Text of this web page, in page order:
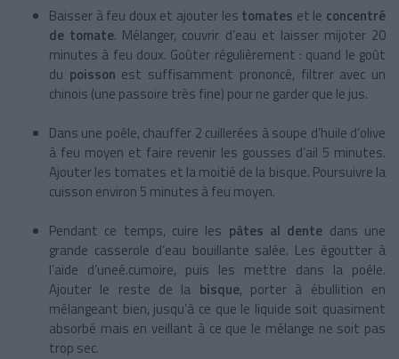
Baisser à feu doux et ajouter les tomates et le concentré
de tomate. Mélanger, couvrir d’eau et laisser mijoter 20
minutes à feu doux. Goûter régulièrement : quand le goût
du poisson est suffisamment prononcé, filtrer avec un
chinois (une passoire très fine) pour ne garder que le jus.
Dans une poêle, chauffer 2 cuillerées à soupe d’huile d’olive
à feu moyen et faire revenir les gousses d’ail 5 minutes.
Ajouter les tomates et la moitié de la bisque. Poursuivre la
cuisson environ 5 minutes à feu moyen.
Pendant ce temps, cuire les pâtes al dente dans une
grande casserole d’eau bouillante salée. Les égoutter à
l’aide d’uneé.cumoire, puis les mettre dans la poêle.
Ajouter le reste de la bisque, porter à ébullition en
mélangeant bien, jusqu’à ce que le liquide soit quasiment
absorbé mais en veillant à ce que le mélange ne soit pas
trop sec.